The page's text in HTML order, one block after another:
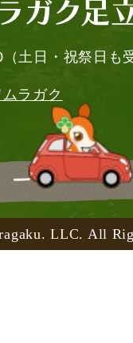
土日・祝祭日も
ラガク
LLC. All